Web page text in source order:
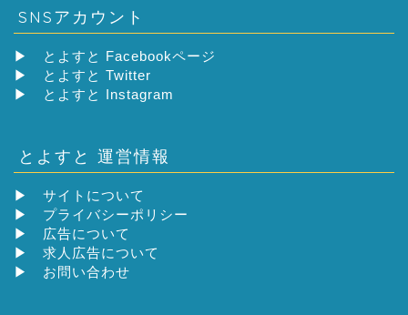
SNSアカウント
▶
とよすと Facebookページ
▶
とよすと Twitter
▶
とよすと Instagram
とよすと 運営情報
▶ サイトについて
▶ プライバシーポリシー
▶ 広告について
▶ 求人広告について
▶ お問い合わせ